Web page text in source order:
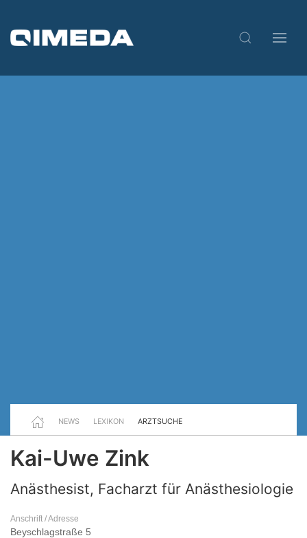
NEWS LEXIKON ARZTSUCHE
Kai-Uwe Zink
Anästhesist, Facharzt für Anästhesiologie
Anschrift / Adresse
Beyschlagstraße 5